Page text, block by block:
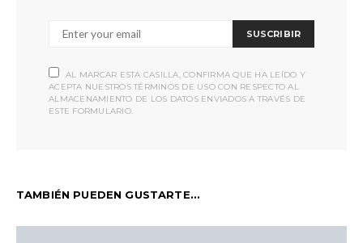
SUSCRIBIR
AL MARCAR ESTA CASILLA, CONFIRMA QUE HA LEÍDO Y
ACEPTA NUESTROS TÉRMINOS DE USO CON RESPECTO AL
ALMACENAMIENTO DE LOS DATOS ENVIADOS A TRAVÉS DE
ESTE FORMULARIO.
TAMBIÉN PUEDEN GUSTARTE...